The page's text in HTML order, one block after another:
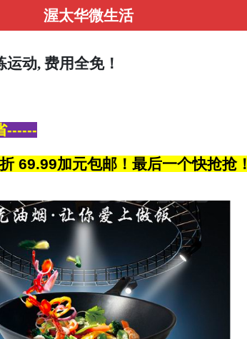
渥太华微生活
动, 费用全免！
------
69.99加元包邮！最后一个快抢抢！